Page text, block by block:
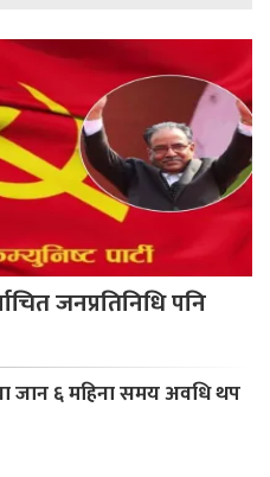
जनप्रतिनिधि पनि
जान ६ महिना समय अवधि थप